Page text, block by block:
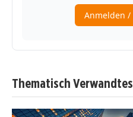
Thematisch Verwandtes